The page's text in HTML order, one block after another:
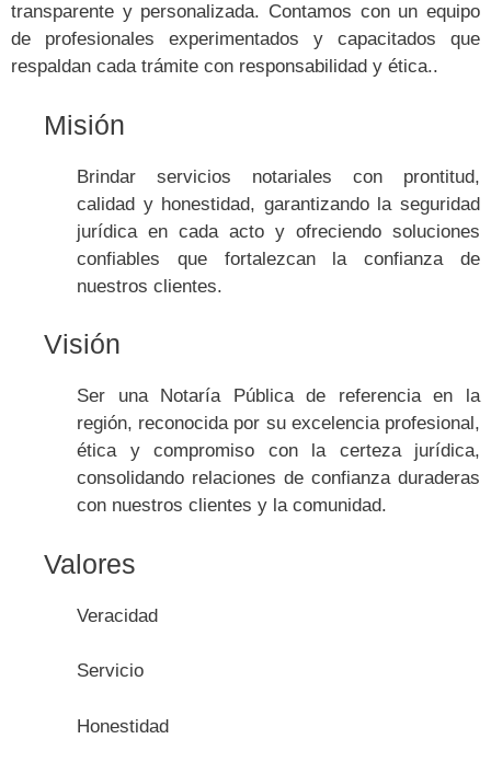
transparente y personalizada. Contamos con un equipo
de profesionales experimentados y capacitados que
respaldan cada trámite con responsabilidad y ética..
Misión
Brindar servicios notariales con prontitud,
calidad y honestidad, garantizando la seguridad
jurídica en cada acto y ofreciendo soluciones
confiables que fortalezcan la confianza de
nuestros clientes.
Visión
Ser una Notaría Pública de referencia en la
región, reconocida por su excelencia profesional,
ética y compromiso con la certeza jurídica,
consolidando relaciones de confianza duraderas
con nuestros clientes y la comunidad.
Valores
Veracidad
Servicio
Honestidad